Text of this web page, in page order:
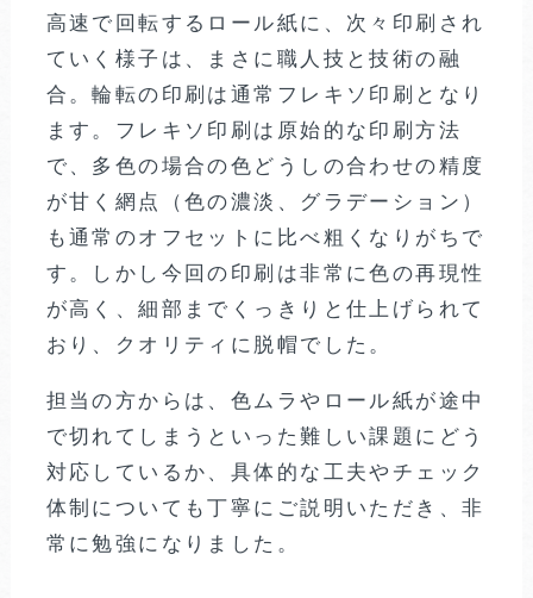
高速で回転するロール紙に、次々印刷され
ていく様子は、まさに職人技と技術の融
合。輪転の印刷は通常フレキソ印刷となり
ます。フレキソ印刷は原始的な印刷方法
で、多色の場合の色どうしの合わせの精度
が甘く網点（色の濃淡、グラデーション）
も通常のオフセットに比べ粗くなりがちで
す。しかし今回の印刷は非常に色の再現性
が高く、細部までくっきりと仕上げられて
おり、クオリティに脱帽でした。
担当の方からは、色ムラやロール紙が途中
で切れてしまうといった難しい課題にどう
対応しているか、具体的な工夫やチェック
体制についても丁寧にご説明いただき、非
常に勉強になりました。